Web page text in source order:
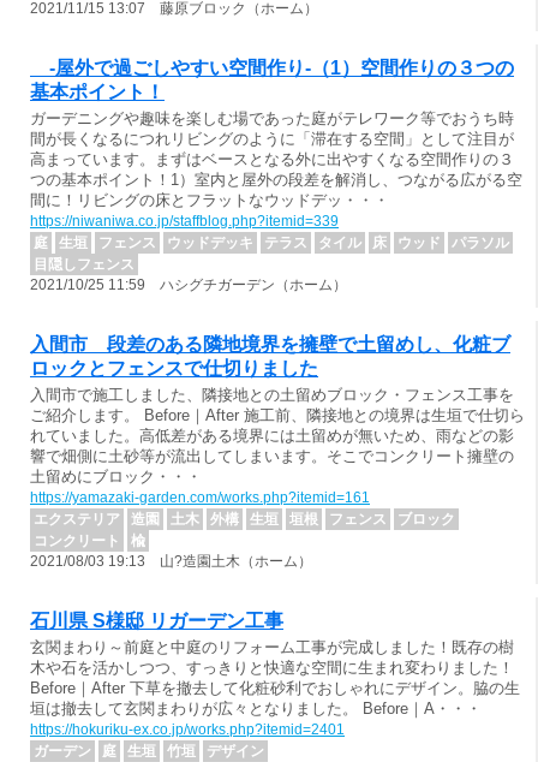
2021/11/15 13:07 藤原ブロック（ホーム）
-屋外で過ごしやすい空間作り-（1）空間作りの３つの
基本ポイント！
ガーデニングや趣味を楽しむ場であった庭がテレワーク等でおうち時
間が長くなるにつれリビングのように「滞在する空間」として注目が
高まっています。まずはベースとなる外に出やすくなる空間作りの３
つの基本ポイント！1）室内と屋外の段差を解消し、つながる広がる空
間に！リビングの床とフラットなウッドデッ・・・
https://niwaniwa.co.jp/staffblog.php?itemid=339
庭
生垣 フェンス ウッドデッキ テラス タイル 床 ウッド
パラソル
目隠しフェンス
2021/10/25 11:59 ハシグチガーデン（ホーム）
入間市 段差のある隣地境界を擁壁で土留めし、化粧ブ
ロックとフェンスで仕切りました
入間市で施工しました、隣接地との土留めブロック・フェンス工事を
ご紹介します。 Before｜After 施工前、隣接地との境界は生垣で仕切ら
れていました。高低差がある境界には土留めが無いため、雨などの影
響で畑側に土砂等が流出してしまいます。そこでコンクリート擁壁の
土留めにブロック・・・
https://yamazaki-garden.com/works.php?itemid=161
エクステリア
造園 土木 外構 生垣 垣根 フェンス
ブロック
コンクリート
楡
2021/08/03 19:13 山?造園土木（ホーム）
石川県 S様邸 リガーデン工事
玄関まわり～前庭と中庭のリフォーム工事が完成しました！既存の樹
木や石を活かしつつ、すっきりと快適な空間に生まれ変わりました！
Before｜After 下草を撤去して化粧砂利でおしゃれにデザイン。脇の生
垣は撤去して玄関まわりが広々となりました。 Before｜A・・・
https://hokuriku-ex.co.jp/works.php?itemid=2401
ガーデン
庭 生垣 竹垣
デザイン